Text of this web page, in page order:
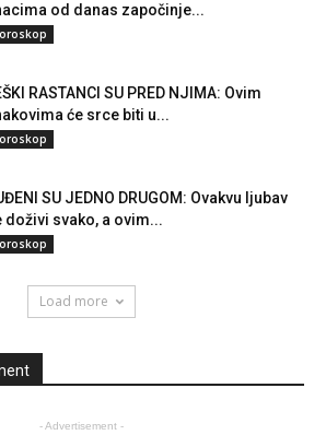
od danas započinje...
RASTANCI SU PRED NJIMA: Ovim
će srce biti u...
SU JEDNO DRUGOM: Ovakvu ljubav
doživi svako, a ovim...
Load more
- Advertisement -